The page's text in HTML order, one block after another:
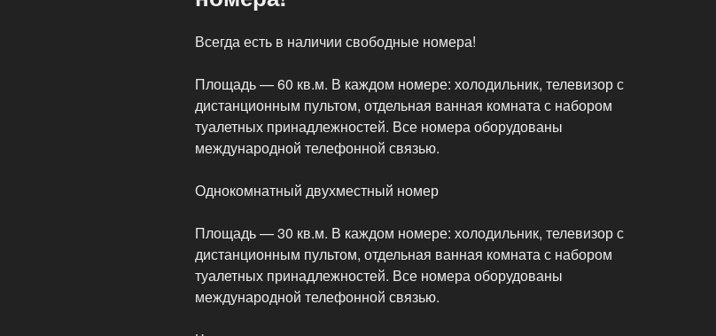
Всегда есть в наличии свободные номера!
Площадь — 60 кв.м. В каждом номере: холодильник, телевизор с
дистанционным пультом, отдельная ванная комната с набором
туалетных принадлежностей. Все номера оборудованы
международной телефонной связью.
Однокомнатный двухместный номер
Площадь — 30 кв.м. В каждом номере: холодильник, телевизор с
дистанционным пультом, отдельная ванная комната с набором
туалетных принадлежностей. Все номера оборудованы
международной телефонной связью.